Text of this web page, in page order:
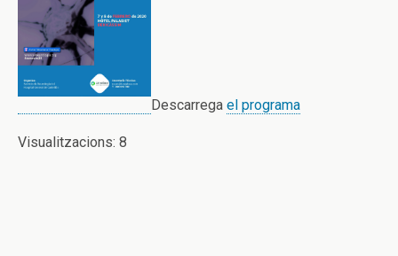
Descarrega el programa
Visualitzacions: 8